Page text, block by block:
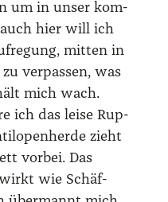
um in unser kom­
hier will ich
mit­ten in
ver­pas­sen, was
mich wach.
ich das lei­se Rup­
zieht
vor­bei. Das
wirkt wie Schäf­